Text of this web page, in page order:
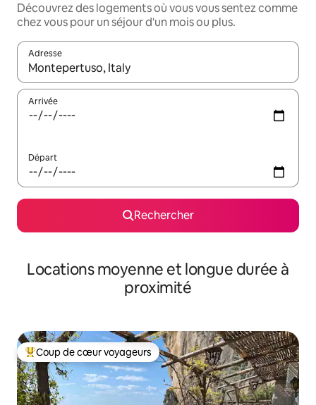
Découvrez des logements où vous vous sentez comme
chez vous pour un séjour d'un mois ou plus.
Adresse
Lorsque les résultats s'affichent, utilisez les flèches vers le
Arrivée
Départ
Rechercher
Locations moyenne et longue durée à
proximité
Coups de cœur voyageurs les plus appréciés
Coup de cœur voyageurs